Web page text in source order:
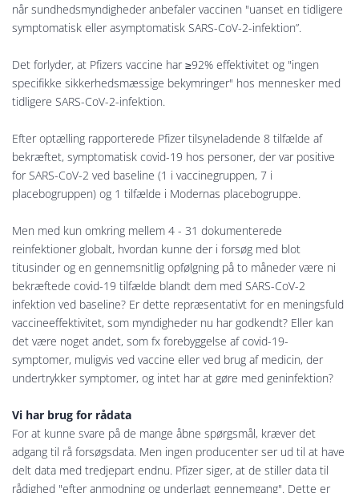
når sundhedsmyndigheder anbefaler vaccinen "uanset en tidligere
symptomatisk eller asymptomatisk SARS-CoV-2-infektion”.
Det forlyder, at Pfizers vaccine har ≥92% effektivitet og "ingen
specifikke sikkerhedsmæssige bekymringer" hos mennesker med
tidligere SARS-CoV-2-infektion.
Efter optælling rapporterede Pfizer tilsyneladende 8 tilfælde af
bekræftet, symptomatisk covid-19 hos personer, der var positive
for SARS-CoV-2 ved baseline (1 i vaccinegruppen, 7 i
placebogruppen) og 1 tilfælde i Modernas placebogruppe.
Men med kun omkring mellem 4 - 31 dokumenterede
reinfektioner globalt, hvordan kunne der i forsøg med blot
titusinder og en gennemsnitlig opfølgning på to måneder være ni
bekræftede covid-19 tilfælde blandt dem med SARS-CoV-2
infektion ved baseline? Er dette repræsentativt for en meningsfuld
vaccineeffektivitet, som myndigheder nu har godkendt? Eller kan
det være noget andet, som fx forebyggelse af covid-19-
symptomer, muligvis ved vaccine eller ved brug af medicin, der
undertrykker symptomer, og intet har at gøre med geninfektion?
Vi har brug for rådata
For at kunne svare på de mange åbne spørgsmål, kræver det
adgang til rå forsøgsdata. Men ingen producenter ser ud til at have
delt data med tredjepart endnu. Pfizer siger, at de stiller data til
rådighed "efter anmodning og underlagt gennemgang". Dette er